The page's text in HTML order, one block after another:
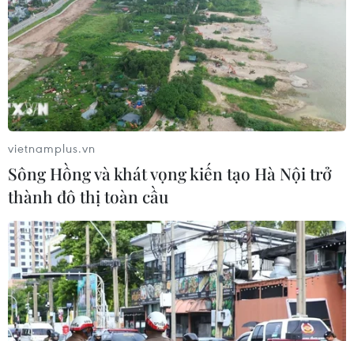
Nhật Bản rằng họ không thể dành cho Nhật Bản đối xử
đặc biệt về các biện pháp thuế quan.
vietnamplus.vn
Sông Hồng và khát vọng kiến tạo Hà Nội trở
thành đô thị toàn cầu